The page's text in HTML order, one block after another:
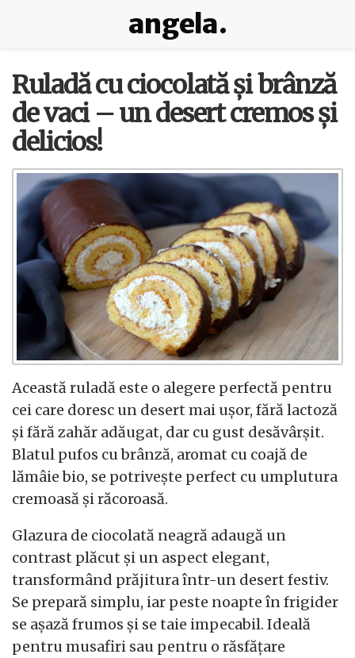
angela.
Ruladă cu ciocolată și brânză
de vaci – un desert cremos și
delicios!
Această ruladă este o alegere perfectă pentru
cei care doresc un desert mai ușor, fără lactoză
și fără zahăr adăugat, dar cu gust desăvârșit.
Blatul pufos cu brânză, aromat cu coajă de
lămâie bio, se potrivește perfect cu umplutura
cremoasă și răcoroasă.
Glazura de ciocolată neagră adaugă un
contrast plăcut și un aspect elegant,
transformând prăjitura într-un desert festiv.
Se prepară simplu, iar peste noapte în frigider
se așază frumos și se taie impecabil. Ideală
pentru musafiri sau pentru o răsfățare